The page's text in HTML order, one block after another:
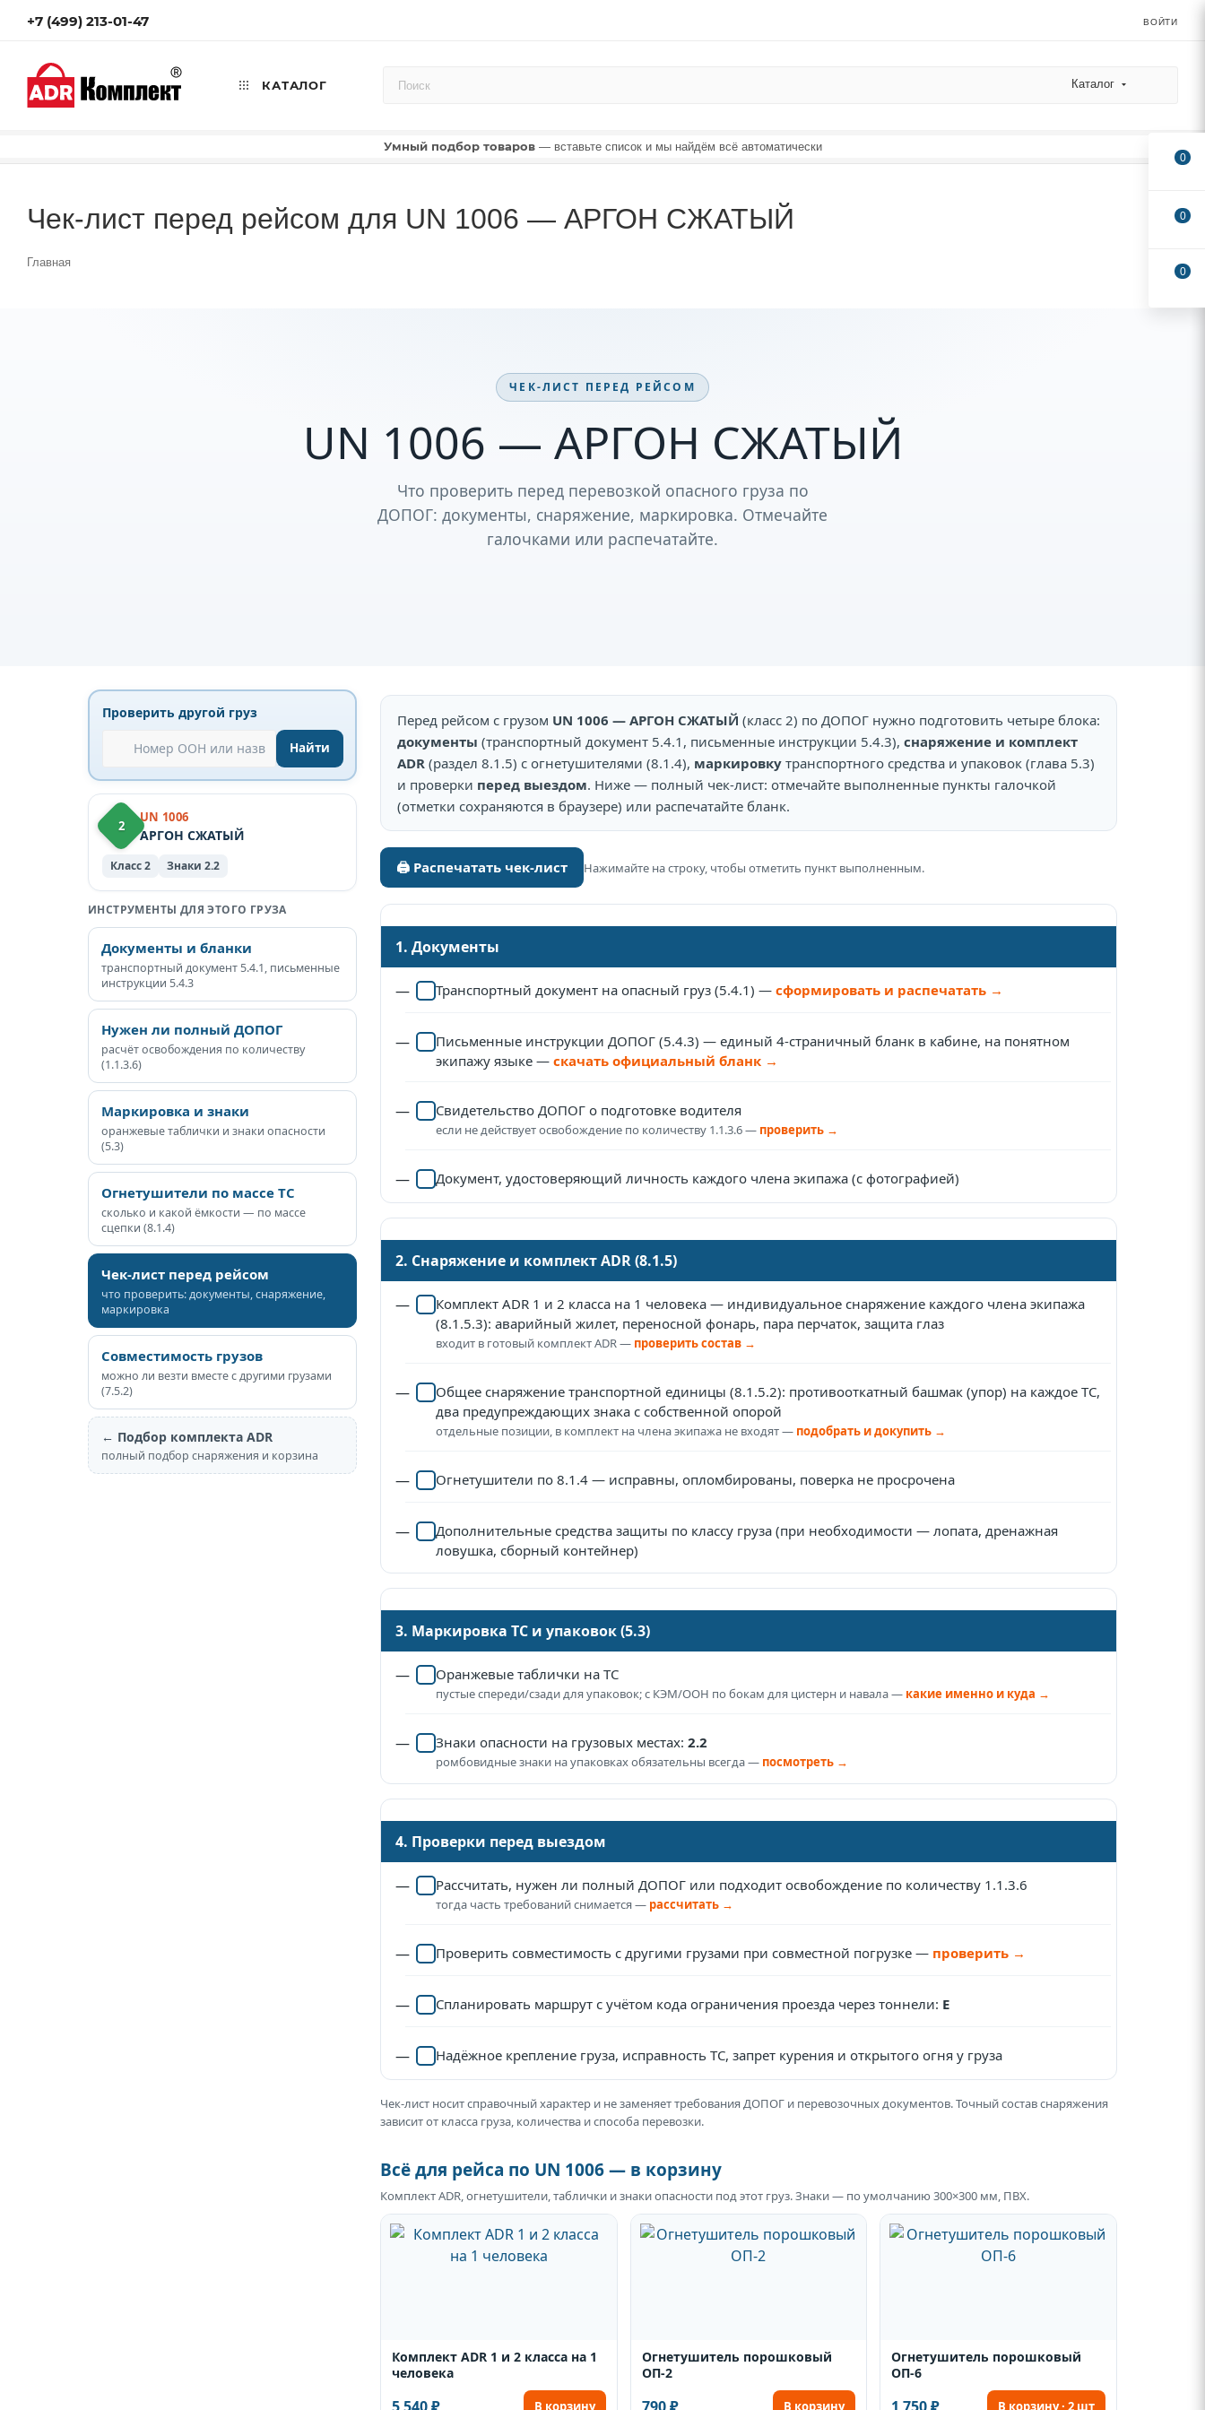
+7 (499) 213-01-47 ВОЙТИ
КАТАЛОГ Каталог
Умный подбор товаров— вставьте список и мы найдём всё автоматически
Чек-лист перед рейсом для UN 1006 — АРГОН СЖАТЫЙ
Главная
ЧЕК-ЛИСТ ПЕРЕД РЕЙСОМ
UN 1006 — АРГОН СЖАТЫЙ
Что проверить перед перевозкой опасного груза по
ДОПОГ: документы, снаряжение, маркировка. Отмечайте
галочками или распечатайте.
Проверить другой груз
Найти
2
UN 1006
АРГОН СЖАТЫЙ
Класс 2 Знаки 2.2
ИНСТРУМЕНТЫ ДЛЯ ЭТОГО ГРУЗА
Документы и бланки
транспортный документ 5.4.1, письменные
инструкции 5.4.3
Нужен ли полный ДОПОГ
расчёт освобождения по количеству
(1.1.3.6)
Маркировка и знаки
оранжевые таблички и знаки опасности
(5.3)
Огнетушители по массе ТС
сколько и какой ёмкости — по массе
сцепки (8.1.4)
Чек-лист перед рейсом
что проверить: документы, снаряжение,
маркировка
Совместимость грузов
можно ли везти вместе с другими грузами
(7.5.2)
← Подбор комплекта ADR
полный подбор снаряжения и корзина
Перед рейсом с грузом UN 1006 — АРГОН СЖАТЫЙ (класс 2) по ДОПОГ нужно подготовить четыре блока:
документы (транспортный документ 5.4.1, письменные инструкции 5.4.3), снаряжение и комплект
ADR (раздел 8.1.5) с огнетушителями (8.1.4), маркировку транспортного средства и упаковок (глава 5.3)
и проверки перед выездом. Ниже — полный чек-лист: отмечайте выполненные пункты галочкой
(отметки сохраняются в браузере) или распечатайте бланк.
🖨 Распечатать чек-лист Нажимайте на строку, чтобы отметить пункт выполненным.
1. Документы
Транспортный документ на опасный груз (5.4.1) — сформировать и распечатать →
Письменные инструкции ДОПОГ (5.4.3) — единый 4-страничный бланк в кабине, на понятном
экипажу языке — скачать официальный бланк →
Свидетельство ДОПОГ о подготовке водителя
если не действует освобождение по количеству 1.1.3.6 — проверить →
Документ, удостоверяющий личность каждого члена экипажа (с фотографией)
2. Снаряжение и комплект ADR (8.1.5)
Комплект ADR 1 и 2 класса на 1 человека — индивидуальное снаряжение каждого члена экипажа
(8.1.5.3): аварийный жилет, переносной фонарь, пара перчаток, защита глаз
входит в готовый комплект ADR — проверить состав →
Общее снаряжение транспортной единицы (8.1.5.2): противооткатный башмак (упор) на каждое ТС,
два предупреждающих знака с собственной опорой
отдельные позиции, в комплект на члена экипажа не входят — подобрать и докупить →
Огнетушители по 8.1.4 — исправны, опломбированы, поверка не просрочена
Дополнительные средства защиты по классу груза (при необходимости — лопата, дренажная
ловушка, сборный контейнер)
3. Маркировка ТС и упаковок (5.3)
Оранжевые таблички на ТС
пустые спереди/сзади для упаковок; с КЭМ/ООН по бокам для цистерн и навала — какие именно и куда →
Знаки опасности на грузовых местах: 2.2
ромбовидные знаки на упаковках обязательны всегда — посмотреть →
4. Проверки перед выездом
Рассчитать, нужен ли полный ДОПОГ или подходит освобождение по количеству 1.1.3.6
тогда часть требований снимается — рассчитать →
Проверить совместимость с другими грузами при совместной погрузке — проверить →
Спланировать маршрут с учётом кода ограничения проезда через тоннели: E
Надёжное крепление груза, исправность ТС, запрет курения и открытого огня у груза
Чек-лист носит справочный характер и не заменяет требования ДОПОГ и перевозочных документов. Точный состав снаряжения
зависит от класса груза, количества и способа перевозки.
Всё для рейса по UN 1006 — в корзину
Комплект ADR, огнетушители, таблички и знаки опасности под этот груз. Знаки — по умолчанию 300×300 мм, ПВХ.
Комплект ADR 1 и 2 класса на 1
человека
В корзину
Огнетушитель порошковый
ОП-2
В корзину
Огнетушитель порошковый
ОП-6
В корзину · 2 шт
0
0
0